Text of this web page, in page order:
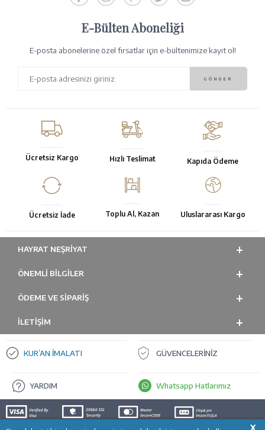
X
E-Bülten Aboneliği
E-posta abonelerine özel fırsatlar için e-bültenimize kayıt ol!
Ücretsiz Kargo Hızlı Teslimat Kapıda Ödeme
Ücretsiz İade Toplu Al, Kazan Uluslararası Kargo
HAYRAT NEŞRIYAT
ÖNEMLI BILGILER
ÖDEME VE SİPARİŞ
İLETİŞİM
KUR’AN İMALATI GÜVENCELERİNİZ
YARDIM Whatsapp Hatlarımız